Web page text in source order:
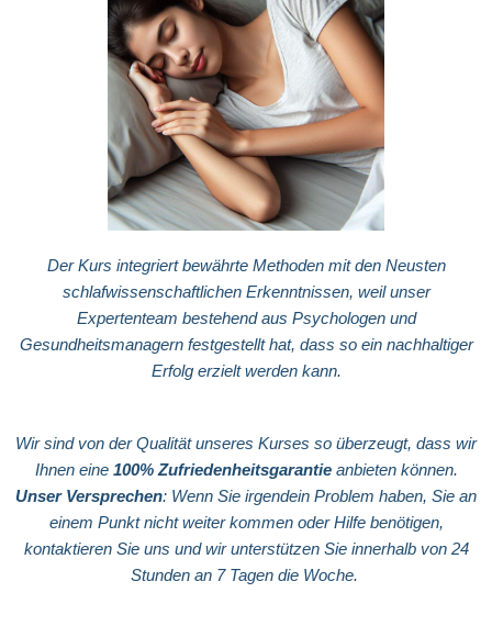
Der Kurs integriert bewährte Methoden mit den Neusten
schlafwissenschaftlichen Erkenntnissen, weil unser
Expertenteam bestehend aus Psychologen und
Gesundheitsmanagern festgestellt hat, dass so ein nachhaltiger
Erfolg erzielt werden kann.
Wir sind von der Qualität unseres Kurses so überzeugt, dass wir
Ihnen eine 100% Zufriedenheitsgarantieanbieten können.
Unser Versprechen: Wenn Sie irgendein Problem haben, Sie an
einem Punkt nicht weiter kommen oder Hilfe benötigen,
kontaktieren Sie uns und wir unterstützen Sie innerhalb von 24
Stunden an 7 Tagen die Woche.